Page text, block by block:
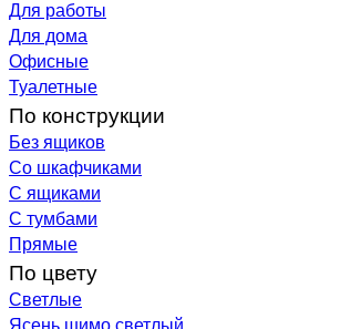
Для работы
Для дома
Офисные
Туалетные
По конструкции
Без ящиков
Со шкафчиками
С ящиками
С тумбами
Прямые
По цвету
Светлые